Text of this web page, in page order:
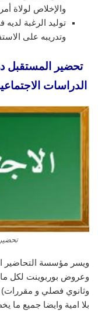
والإخلاص لولاة
توليد الرغبة لديه
وتدريبه على
تحضير المستقبل
الدراسات
ويسر مؤسسة التحاضير
وعروض بوربوينت لكل
وثانوي فصلي و مقررات)
بلا امية وايضا جميع ما